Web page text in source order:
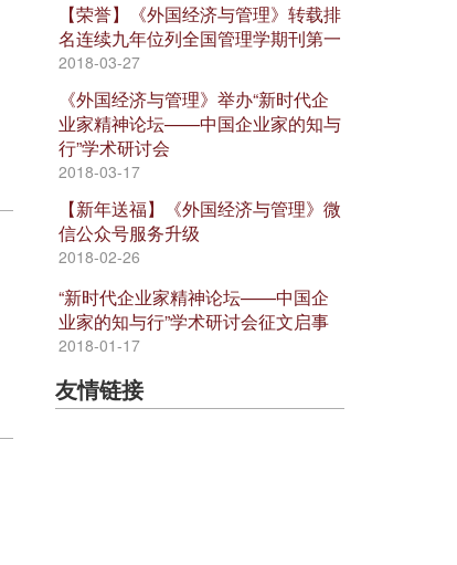
【荣誉】《外国经济与管理》转载排
名连续九年位列全国管理学期刊第一
2018-03-27
《外国经济与管理》举办“新时代企
业家精神论坛——中国企业家的知与
行”学术研讨会
2018-03-17
【新年送福】《外国经济与管理》微
信公众号服务升级
2018-02-26
“新时代企业家精神论坛——中国企
业家的知与行”学术研讨会征文启事
2018-01-17
友情链接